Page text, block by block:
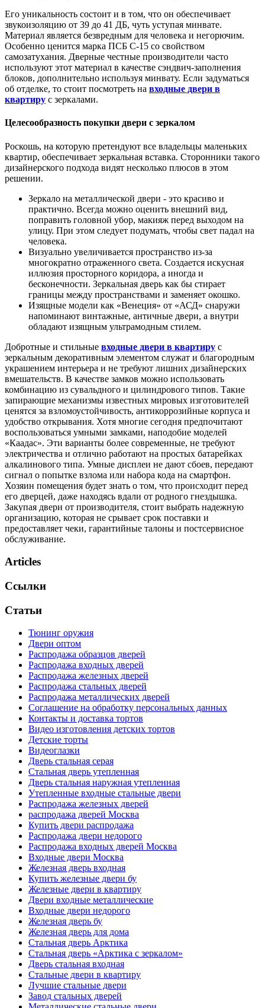
Его уникальность состоит и в том, что он обеспечивает
звукоизоляцию от 39 до 41 ДБ, чуть уступая минвате.
Материал является безвредным для человека и негорючим.
Особенно ценится марка ПСБ С-15 со свойством
самозатухания. Дверные честные производители часто
используют этот материал в качестве сэндвич-заполнения
блоков, дополнительно используя минвату. Если задуматься
об отделке, то стоит посмотреть на входные двери в
квартиру с зеркалами.
Целесообразность покупки двери с зеркалом
Роскошь, на которую претендуют все владельцы маленьких
квартир, обеспечивает зеркальная вставка. Сторонники такого
дизайнерского подхода видят несколько плюсов в этом
решении.
Зеркало на металлической двери - это красиво и
практично. Всегда можно оценить внешний вид,
поправить головной убор, макияж перед выходом на
улицу. При этом следует подумать, чтобы свет падал на
человека.
Визуально увеличивается пространство из-за
многократно отраженного света. Создается искусная
иллюзия просторного коридора, а иногда и
бесконечности. Зеркальная дверь как бы стирает
границы между пространствами и заменяет окошко.
Изящные модели как «Венеция» от «АСД» снаружи
напоминают винтажные, античные двери, а внутри
обладают изящным ультрамодным стилем.
Добротные и стильные входные двери в квартиру с
зеркальным декоративным элементом служат и благородным
украшением интерьера и не требуют лишних дизайнерских
вмешательств. В качестве замков можно использовать
комбинацию из сувальдного и цилиндрового типов. Такие
запирающие механизмы известных мировых изготовителей
ценятся за взломоустойчивость, антикоррозийные корпуса и
удобство открывания. Хотя многие сегодня предпочитают
воспользоваться умными замками, наподобие моделей
«Каадас». Эти варианты более современные, не требуют
электричества и отлично работают на простых батарейках
алкалинового типа. Умные дисплеи не дают сбоев, передают
сигнал о попытке взлома или набора кода на смартфон.
Хозяин помещения будет знать о том, что происходит перед
его дверцей, даже находясь вдали от родного гнездышка.
Закупая двери от производителя, стоит выбрать надежную
организацию, которая не срывает срок поставки и
предоставляет чеки, гарантийные талоны и постсервисное
обслуживание.
Articles
Ссылки
Статьи
Тюнинг оружия
Двери оптом
Распродажа образцов дверей
Распродажа входных дверей
Распродажа железных дверей
Распродажа стальных дверей
Распродажа металлических дверей
Соглашение на обработку персональных данных
Контакты и доставка тортов
Видео изготовления детских тортов
Детские торты
Видеоглазки
Дверь стальная серая
Стальная дверь утепленная
Дверь стальная наружная утепленная
Утепленные входные стальные двери
Распродажа железных дверей
распродажа дверей Москва
Купить двери распродажа
Распродажа двери недорого
Распродажа входных дверей Москва
Входные двери Москва
Железная дверь входная
Купить железные двери бу
Железные двери в квартиру
Двери входные металлические
Входные двери недорого
Железная дверь бу
Железная дверь для дома
Стальная дверь Арктика
Стальная дверь «Арктика с зеркалом»
Дверь стальная входная
Стальные двери в квартиру
Лучшие стальные двери
Завод стальных дверей